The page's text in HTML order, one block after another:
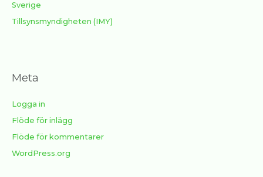
Sverige
Tillsynsmyndigheten (IMY)
Meta
Logga in
Flöde för inlägg
Flöde för kommentarer
WordPress.org